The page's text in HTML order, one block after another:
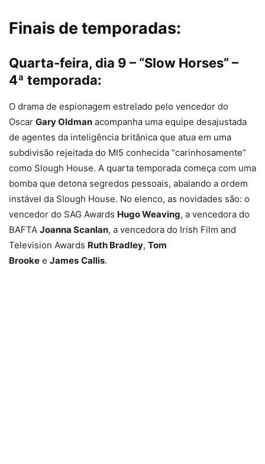
Finais de temporadas:
Quarta-feira, dia 9 – “Slow Horses” –
4ª temporada:
O drama de espionagem estrelado pelo vencedor do
Oscar Gary Oldman acompanha uma equipe desajustada
de agentes da inteligência britânica que atua em uma
subdivisão rejeitada do MI5 conhecida “carinhosamente”
como Slough House. A quarta temporada começa com uma
bomba que detona segredos pessoais, abalando a ordem
instável da Slough House. No elenco, as novidades são: o
vencedor do SAG Awards Hugo Weaving, a vencedora do
BAFTA Joanna Scanlan, a vencedora do Irish Film and
Television Awards Ruth Bradley, Tom
Brooke e James Callis.